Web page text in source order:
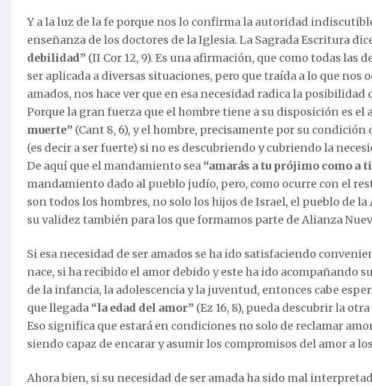
Y a la luz de la fe porque nos lo confirma la autoridad
enseñanza de los doctores de la Iglesia. La Sagrada Escritura
debilidad” (II Cor 12, 9). Es una afirmación, que como todas las
ser aplicada a diversas situaciones, pero que traída a lo que nos
amados, nos hace ver que en esa necesidad radica la posibilidad
Porque la gran fuerza que el hombre tiene a su disposición es el
muerte” (Cant 8, 6), y el hombre, precisamente por su
(es decir a ser fuerte) si no es descubriendo y cubriendo la
De aquí que el mandamiento sea “amarás a tu prójimo como a
mandamiento dado al pueblo judío, pero, como ocurre con el
son todos los hombres, no solo los hijos de Israel, el pueblo de
su validez también para los que formamos parte de Alianza
Si esa necesidad de ser amados se ha ido satisfaciendo
nace, si ha recibido el amor debido y este ha ido acompañando
de la infancia, la adolescencia y la juventud, entonces cabe
que llegada “la edad del amor” (Ez 16, 8), pueda descubrir la
Eso significa que estará en condiciones no solo de reclamar
siendo capaz de encarar y asumir los compromisos del amor a
Ahora bien, si su necesidad de ser amada ha sido mal